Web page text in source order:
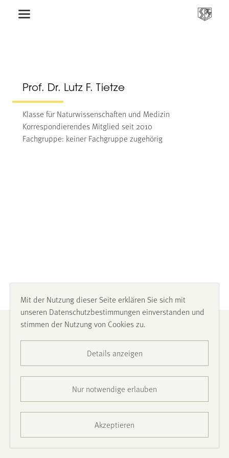
Prof. Dr. Lutz F. Tietze
Klasse für Naturwissenschaften und Medizin
Korrespondierendes Mitglied seit 2010
Fachgruppe: keiner Fachgruppe zugehörig
Impressum
Presse
Mit der Nutzung dieser Seite erklären Sie sich mit
unseren Datenschutzbestimmungen einverstanden und
stimmen der Nutzung von Cookies zu.
Details anzeigen
Nur notwendige erlauben
Akzeptieren